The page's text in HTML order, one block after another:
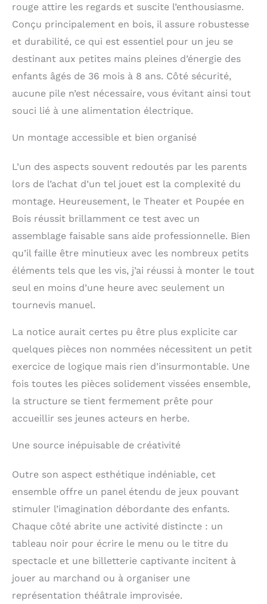
leurs imaginations
débordantes. des
heures de jeu et
d’histoires imaginaires
en perspective !
compatible avec la
gamme honeybake de
chez le toy van. jouet en
bois: le bois est un
et renouvelable. nous
d’expérience dans le
design et la fabrication
de jouets et jeux en
bois issus de forêts
complete: la collection
au grand complet est
petites et grandes
pièces d’accessoires
l’imagination des
enfants. qualité
premium: peintures non
toxiques et matériaux
testé en accord avec les
normes de sécurité
europennes et
rouge attire les regards et suscite l’enthousiasme.
Conçu principalement en bois, il assure robustesse
et durabilité, ce qui est essentiel pour un jeu se
destinant aux petites mains pleines d’énergie des
enfants âgés de 36 mois à 8 ans. Côté sécurité,
aucune pile n’est nécessaire, vous évitant ainsi tout
souci lié à une alimentation électrique.
Un montage accessible et bien organisé
L’un des aspects souvent redoutés par les parents
lors de l’achat d’un tel jouet est la complexité du
montage. Heureusement, le Theater et Poupée en
Bois réussit brillamment ce test avec un
assemblage faisable sans aide professionnelle. Bien
qu’il faille être minutieux avec les nombreux petits
éléments tels que les vis, j’ai réussi à monter le tout
seul en moins d’une heure avec seulement un
tournevis manuel.
La notice aurait certes pu être plus explicite car
quelques pièces non nommées nécessitent un petit
exercice de logique mais rien d’insurmontable. Une
fois toutes les pièces solidement vissées ensemble,
la structure se tient fermement prête pour
accueillir ses jeunes acteurs en herbe.
Une source inépuisable de créativité
Outre son aspect esthétique indéniable, cet
ensemble offre un panel étendu de jeux pouvant
stimuler l’imagination débordante des enfants.
Chaque côté abrite une activité distincte : un
tableau noir pour écrire le menu ou le titre du
spectacle et une billetterie captivante incitent à
jouer au marchand ou à organiser une
représentation théâtrale improvisée.